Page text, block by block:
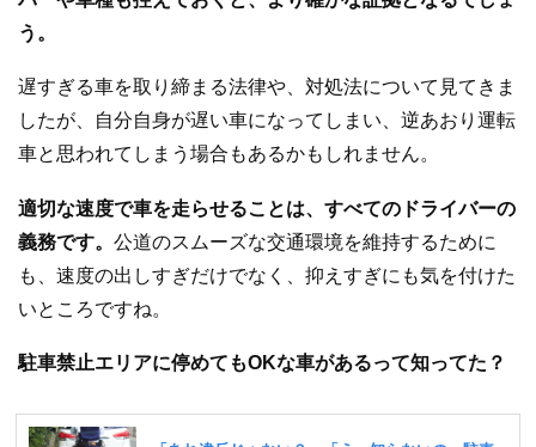
う。
遅すぎる車を取り締まる法律や、対処法について見てきま
したが、自分自身が遅い車になってしまい、逆あおり運転
車と思われてしまう場合もあるかもしれません。
適切な速度で車を走らせることは、すべてのドライバーの
義務です。 公道のスムーズな交通環境を維持するために
も、速度の出しすぎだけでなく、抑えすぎにも気を付けた
いところですね。
駐車禁止エリアに停めてもOKな車があるって知ってた？